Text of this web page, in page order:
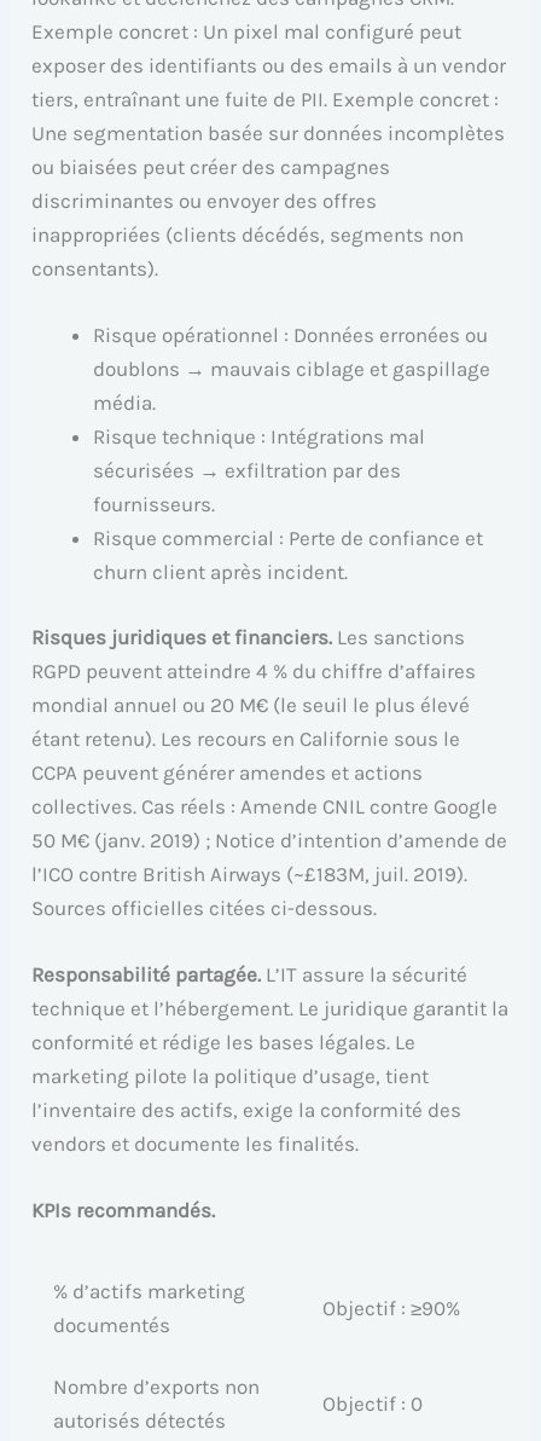
Exemple concret : Un pixel mal configuré peut
exposer des identifiants ou des emails à un vendor
tiers, entraînant une fuite de PII. Exemple concret :
Une segmentation basée sur données incomplètes
ou biaisées peut créer des campagnes
discriminantes ou envoyer des offres
inappropriées (clients décédés, segments non
consentants).
Risque opérationnel : Données erronées ou
doublons → mauvais ciblage et gaspillage
média.
Risque technique : Intégrations mal
sécurisées → exfiltration par des
fournisseurs.
Risque commercial : Perte de confiance et
churn client après incident.
Risques juridiques et financiers. Les sanctions
RGPD peuvent atteindre 4 % du chiffre d’affaires
mondial annuel ou 20 M€ (le seuil le plus élevé
étant retenu). Les recours en Californie sous le
CCPA peuvent générer amendes et actions
collectives. Cas réels : Amende CNIL contre Google
50 M€ (janv. 2019) ; Notice d’intention d’amende de
l’ICO contre British Airways (~£183M, juil. 2019).
Sources officielles citées ci-dessous.
Responsabilité partagée. L’IT assure la sécurité
technique et l’hébergement. Le juridique garantit la
conformité et rédige les bases légales. Le
marketing pilote la politique d’usage, tient
l’inventaire des actifs, exige la conformité des
vendors et documente les finalités.
KPIs recommandés.
% d’actifs marketing
documentés
Objectif : ≥90%
Nombre d’exports non
autorisés détectés
Objectif : 0